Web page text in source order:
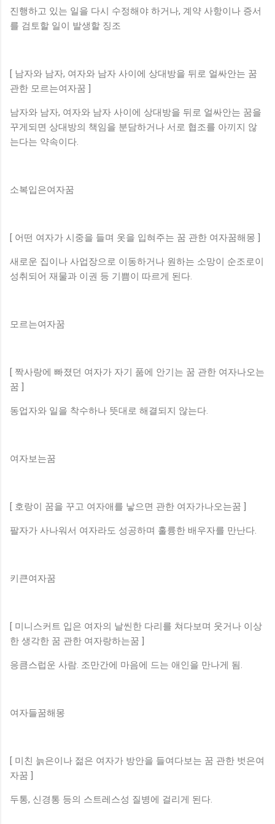
진행하고 있는 일을 다시 수정해야 하거나, 계약 사항이나 증서
를 검토할 일이 발생할 징조
[ 남자와 남자, 여자와 남자 사이에 상대방을 뒤로 얼싸안는 꿈
관한 모르는여자꿈 ]
남자와 남자, 여자와 남자 사이에 상대방을 뒤로 얼싸안는 꿈을
꾸게되면 상대방의 책임을 분담하거나 서로 협조를 아끼지 않
는다는 약속이다.
소복입은여자꿈
[ 어떤 여자가 시중을 들며 옷을 입혀주는 꿈 관한 여자꿈해몽 ]
새로운 집이나 사업장으로 이동하거나 원하는 소망이 순조로이
성취되어 재물과 이권 등 기쁨이 따르게 된다.
모르는여자꿈
[ 짝사랑에 빠졌던 여자가 자기 품에 안기는 꿈 관한 여자나오는
꿈 ]
동업자와 일을 착수하나 뜻대로 해결되지 않는다.
여자보는꿈
[ 호랑이 꿈을 꾸고 여자애를 낳으면 관한 여자가나오는꿈 ]
팔자가 사나워서 여자라도 성공하며 훌륭한 배우자를 만난다.
키큰여자꿈
[ 미니스커트 입은 여자의 날씬한 다리를 쳐다보며 웃거나 이상
한 생각한 꿈 관한 여자랑하는꿈 ]
응큼스럽운 사람. 조만간에 마음에 드는 애인을 만나게 됨.
여자들꿈해몽
[ 미친 늙은이나 젊은 여자가 방안을 들여다보는 꿈 관한 벗은여
자꿈 ]
두통, 신경통 등의 스트레스성 질병에 걸리게 된다.